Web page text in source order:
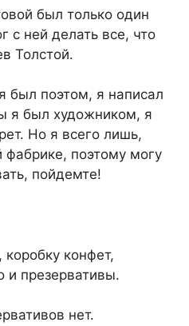
был только один
с ней делать все, что
Толстой.
поэтом, я написал
я был художником, я
Но я всего лишь,
поэтому могу
пойдемте!
конфет,
и презервативы.
нет.